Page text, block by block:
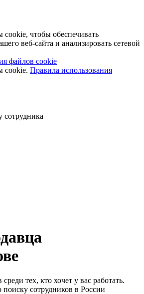
чтобы обеспечивать
веб-сайта и анализировать сетевой
файлов cookie
cookie. Правила использования
тех, кто хочет у вас работать.
поиску сотрудников в России